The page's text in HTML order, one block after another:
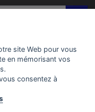
Vous trouverez
site Web pour vous
en mémorisant vos
consentez à